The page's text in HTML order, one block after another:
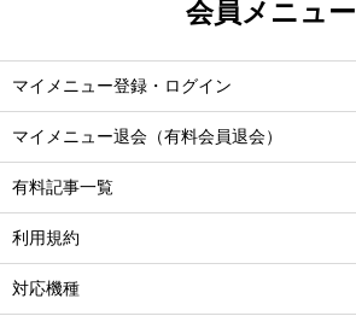
会員メニュー
マイメニュー登録・ログイン
マイメニュー退会（有料会員退会）
有料記事一覧
利用規約
対応機種